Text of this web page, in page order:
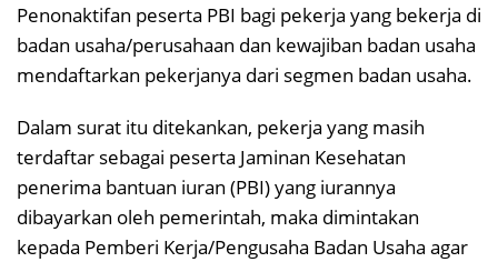
Penonaktifan peserta PBI bagi pekerja yang bekerja di
badan usaha/perusahaan dan kewajiban badan usaha
mendaftarkan pekerjanya dari segmen badan usaha.
Dalam surat itu ditekankan, pekerja yang masih
terdaftar sebagai peserta Jaminan Kesehatan
penerima bantuan iuran (PBI) yang iurannya
dibayarkan oleh pemerintah, maka dimintakan
kepada Pemberi Kerja/Pengusaha Badan Usaha agar